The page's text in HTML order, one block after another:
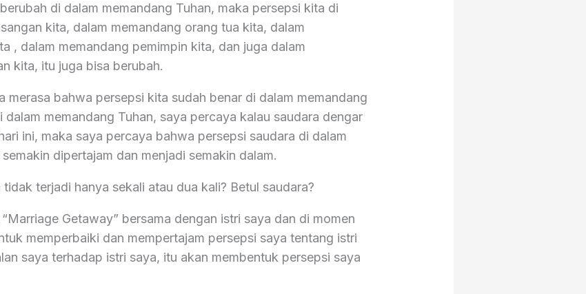
di dalam memandang Tuhan, maka persepsi kita di
kita, dalam memandang orang tua kita, dalam
, dalam memandang pemimpin kita, dan juga dalam
kita, itu juga bisa berubah.
merasa bahwa persepsi kita sudah benar di dalam memandang
dalam memandang Tuhan, saya percaya kalau saudara dengar
ini, maka saya percaya bahwa persepsi saudara di dalam
dipertajam dan menjadi semakin dalam.
terjadi hanya sekali atau dua kali? Betul saudara?
Getaway” bersama dengan istri saya dan di momen
memperbaiki dan mempertajam persepsi saya tentang istri
saya terhadap istri saya, itu akan membentuk persepsi saya